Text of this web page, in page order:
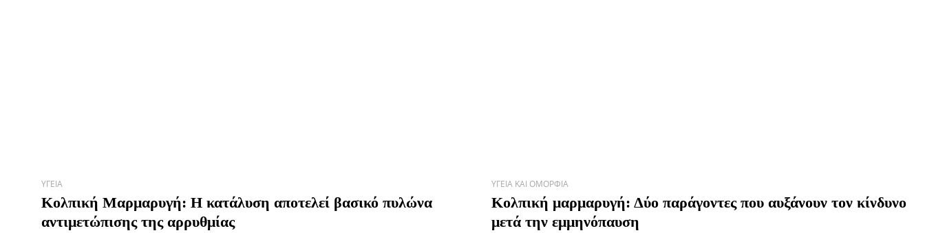
ΥΓΕΊΑ
Κολπική Μαρμαρυγή: Η κατάλυση αποτελεί βασικό πυλώνα
αντιμετώπισης της αρρυθμίας
ΥΓΕΊΑ ΚΑΙ ΟΜΟΡΦΙΆ
Κολπική μαρμαρυγή: Δύο παράγοντες που αυξάνουν τον κίνδυνο
μετά την εμμηνόπαυση